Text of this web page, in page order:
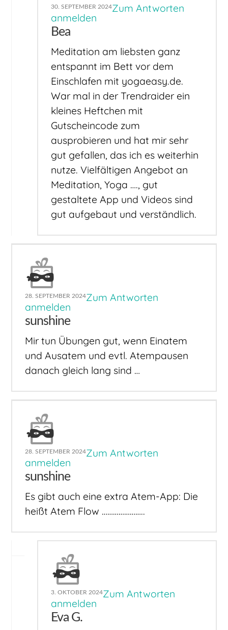
30. SEPTEMBER 2024Zum Antworten
anmelden
Bea
Meditation am liebsten ganz
entspannt im Bett vor dem
Einschlafen mit yogaeasy.de.
War mal in der Trendraider ein
kleines Heftchen mit
Gutscheincode zum
ausprobieren und hat mir sehr
gut gefallen, das ich es weiterhin
nutze. Vielfältigen Angebot an
Meditation, Yoga …., gut
gestaltete App und Videos sind
gut aufgebaut und verständlich.
28. SEPTEMBER 2024Zum Antworten
anmelden
sunshine
Mir tun Übungen gut, wenn Einatem
und Ausatem und evtl. Atempausen
danach gleich lang sind …
28. SEPTEMBER 2024Zum Antworten
anmelden
sunshine
Es gibt auch eine extra Atem-App: Die
heißt Atem Flow …………………..
3. OKTOBER 2024Zum Antworten
anmelden
Eva G.